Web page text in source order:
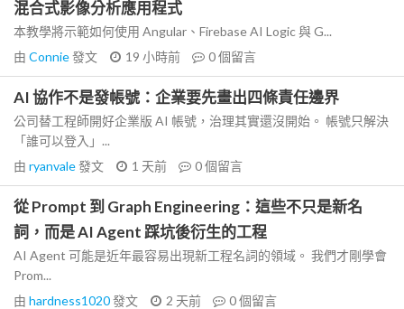
混合式影像分析應用程式
本教學將示範如何使用 Angular、Firebase AI Logic 與 G...
由 Connie發文 19 小時前 0個留言
AI 協作不是發帳號：企業要先畫出四條責任邊界
公司替工程師開好企業版 AI 帳號，治理其實還沒開始。 帳號只解決
「誰可以登入」...
由 ryanvale發文 1 天前 0個留言
從 Prompt 到 Graph Engineering：這些不只是新名
詞，而是 AI Agent 踩坑後衍生的工程
AI Agent 可能是近年最容易出現新工程名詞的領域。 我們才剛學會
Prom...
由 hardness1020發文 2 天前 0個留言